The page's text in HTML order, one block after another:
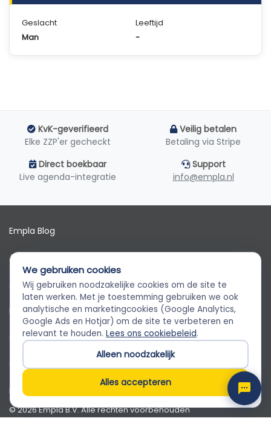
Geslacht
Man
Leeftijd
-
KvK-geverifieerd
Elke ZZP'er gecheckt
Veilig betalen
Betaling via Stripe
Direct boekbaar
Live agenda-integratie
Support
info@empla.nl
Empla Blog
Algemene voorwaarden
AVG
Privacybeleid
Cookiebeleid
Cookievoorkeuren
Klantenservice
© 2026 Empla B.V. Alle rechten voorbehouden
Empla Assistent
Altijd beschikbaar, stel een vraag
We gebruiken cookies
Wij gebruiken noodzakelijke cookies om de site te
laten werken. Met je toestemming gebruiken we ook
analytische en marketingcookies (Google Analytics,
Google Ads en Hotjar) om de site te verbeteren en
relevant te houden. Lees ons cookiebeleid.
Alleen noodzakelijk
Alles accepteren